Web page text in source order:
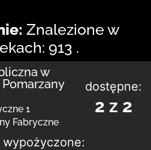
Znalezione w
913 .
w
1
Fabryczne
dostępne:
2 z 2
wypożyczone: